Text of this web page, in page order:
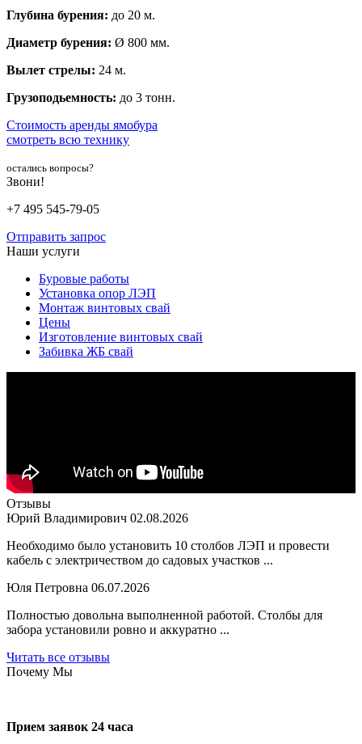
Глубина бурения: до 20 м.
Диаметр бурения: Ø 800 мм.
Вылет стрелы: 24 м.
Грузоподьемность: до 3 тонн.
Стоимость аренды ямобура
смотреть всю технику
остались вопросы?
Звони!
+7 495 545-79-05
Отправить запрос
Наши услуги
Буровые работы
Установка опор ЛЭП
Монтаж винтовых свай
Цены
Изготовление винтовых свай
Забивка ЖБ свай
Отзывы
Юрий Владимирович 02.08.2026
Необходимо было установить 10 столбов ЛЭП и провести
кабель с электричеством до садовых участков ...
Юля Петровна 06.07.2026
Полностью довольна выполненной работой. Столбы для
забора установили ровно и аккуратно ...
Читать все отзывы
Почему Мы
Прием заявок 24 часа